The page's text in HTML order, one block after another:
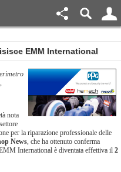
EMM International
nota
per la riparazione professionale delle
News, che ha ottenuto conferma
International è diventata effettiva il 2